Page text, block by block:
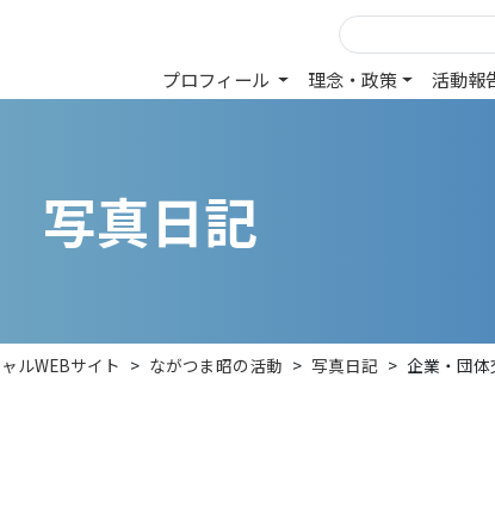
プロフィール 理念・政策 活動報
写真日記
ルWEBサイト > ながつま昭の活動 > 写真日記 > 企業・団